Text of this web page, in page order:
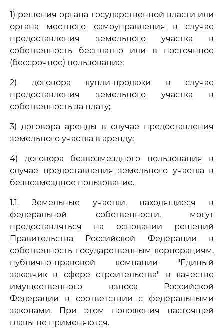
1) решения органа государственной власти или
органа местного самоуправления в случае
предоставления земельного участка в
собственность бесплатно или в постоянное
(бессрочное) пользование;
2) договора купли-продажи в случае
предоставления земельного участка в
собственность за плату;
3) договора аренды в случае предоставления
земельного участка в аренду;
4) договора безвозмездного пользования в
случае предоставления земельного участка в
безвозмездное пользование.
1.1. Земельные участки, находящиеся в
федеральной собственности, могут
предоставляться на основании решений
Правительства Российской Федерации в
собственность государственным корпорациям,
публично-правовой компании "Единый
заказчик в сфере строительства" в качестве
имущественного взноса Российской
Федерации в соответствии с федеральными
законами. При этом положения настоящей
главы не применяются.